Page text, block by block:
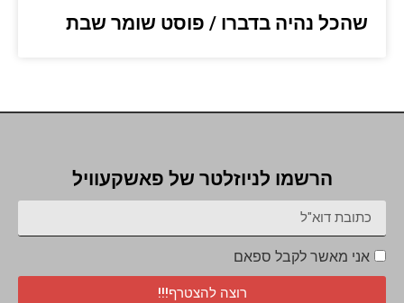
שהכל נהיה בדברו / פוסט שומר שבת
הרשמו לניוזלטר של פאשקעוויל
אני מאשר לקבל ספאם
רוצה להצטרף!!!